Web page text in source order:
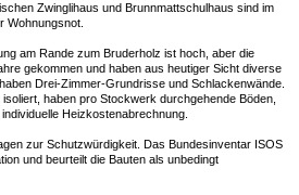
Zwinglihaus und Brunnmattschulhaus sind im
Wohnungsnot.
am Rande zum Bruderholz ist hoch, aber die
gekommen und haben aus heutiger Sicht diverse
Drei-Zimmer-Grundrisse und Schlackenwände.
haben pro Stockwerk durchgehende Böden,
Heizkostenabrechnung.
zur Schutzwürdigkeit. Das Bundesinventar ISOS
und beurteilt die Bauten als unbedingt